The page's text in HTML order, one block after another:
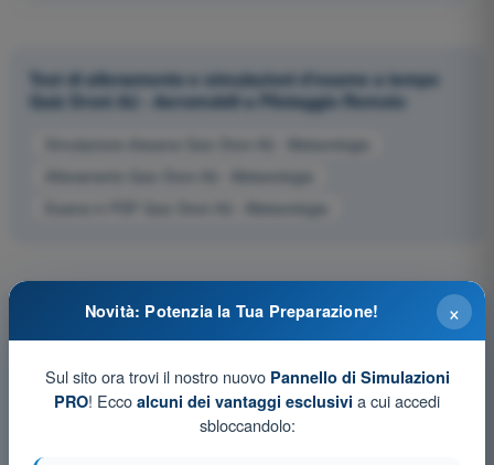
Test di allenamento e simulazioni d'esame a tempo
Quiz Droni A2 - Aeromobili a Pilotaggio Remoto
Simulazione d'esame Quiz Droni A2 - Meteorologia
Allenamento Quiz Droni A2 - Meteorologia
Esame in PDF Quiz Droni A2 - Meteorologia
×
Novità: Potenzia la Tua Preparazione!
Sul sito ora trovi il nostro nuovo Pannello di Simulazioni
PRO! Ecco alcuni dei vantaggi esclusivi a cui accedi
sbloccandolo: